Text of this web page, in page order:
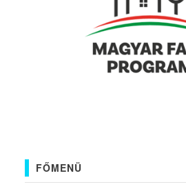
FŐMENÜ